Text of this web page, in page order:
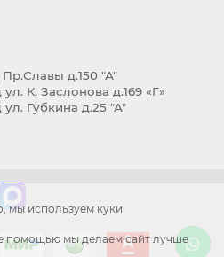
мы используем куки
помощью мы делаем сайт лучше
д.150 "А"
К. Заслонова д.169 «Г»
Губкина д.25 "А"